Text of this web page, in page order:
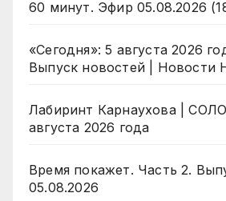
60 минут. Эфир 05.08.2026
«Сегодня»: 5 августа 2026
Выпуск новостей | Новости
Лабиринт Карнаухова |
августа 2026 года
Время покажет. Часть 2.
05.08.2026